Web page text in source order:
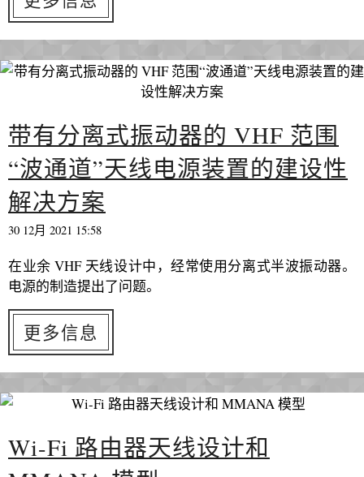
带有分离式振动器的 VHF 范围
“波通道”天线电源装置的建设性
解决方案
30 12月 2021 15:58
在业余 VHF 天线设计中，经常使用分离式半波振动器。
电源的制造提出了问题。
更多信息
Wi-Fi 路由器天线设计和